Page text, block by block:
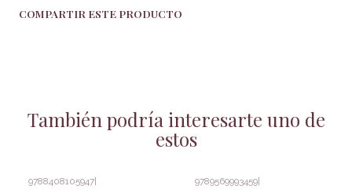
COMPARTIR ESTE PRODUCTO
También podría interesarte uno de
estos
9788408105947 9789569993459